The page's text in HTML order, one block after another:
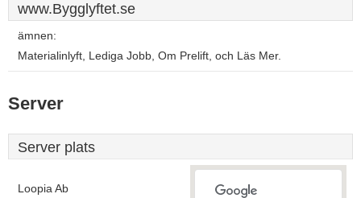
www.Bygglyftet.se
ämnen:
Materialinlyft, Lediga Jobb, Om Prelift, och Läs Mer.
Server
Server plats
Loopia Ab